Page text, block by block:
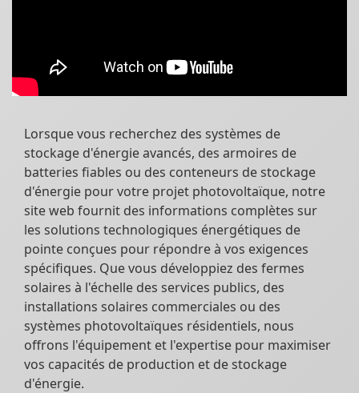
Lorsque vous recherchez des systèmes de
stockage d'énergie avancés, des armoires de
batteries fiables ou des conteneurs de stockage
d'énergie pour votre projet photovoltaïque, notre
site web fournit des informations complètes sur
les solutions technologiques énergétiques de
pointe conçues pour répondre à vos exigences
spécifiques. Que vous développiez des fermes
solaires à l'échelle des services publics, des
installations solaires commerciales ou des
systèmes photovoltaïques résidentiels, nous
offrons l'équipement et l'expertise pour maximiser
vos capacités de production et de stockage
d'énergie.